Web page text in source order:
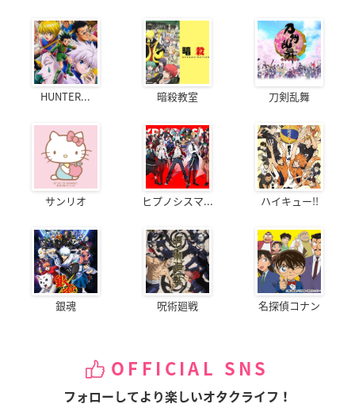
HUNTER... 暗殺教室 刀剣乱舞
サンリオ ヒプノシスマ... ハイキュー!!
銀魂 呪術廻戦 名探偵コナン
OFFICIAL SNS
フォローしてより楽しいオタクライフ！